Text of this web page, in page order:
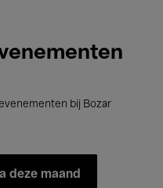
bij Bozar
deze maand